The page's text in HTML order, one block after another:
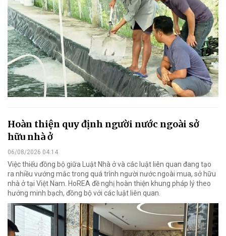
Hoàn thiện quy định người nước ngoài sở
hữu nhà ở
06/08/2026 04:14
Việc thiếu đồng bộ giữa Luật Nhà ở và các luật liên quan đang tạo
ra nhiều vướng mắc trong quá trình người nước ngoài mua, sở hữu
nhà ở tại Việt Nam. HoREA đề nghị hoàn thiện khung pháp lý theo
hướng minh bạch, đồng bộ với các luật liên quan.